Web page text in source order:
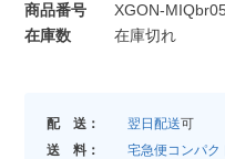
商品番号
XGON-
在庫数
在庫切れ
配 送： 翌日配送可
送 料：
宅急便コンパク